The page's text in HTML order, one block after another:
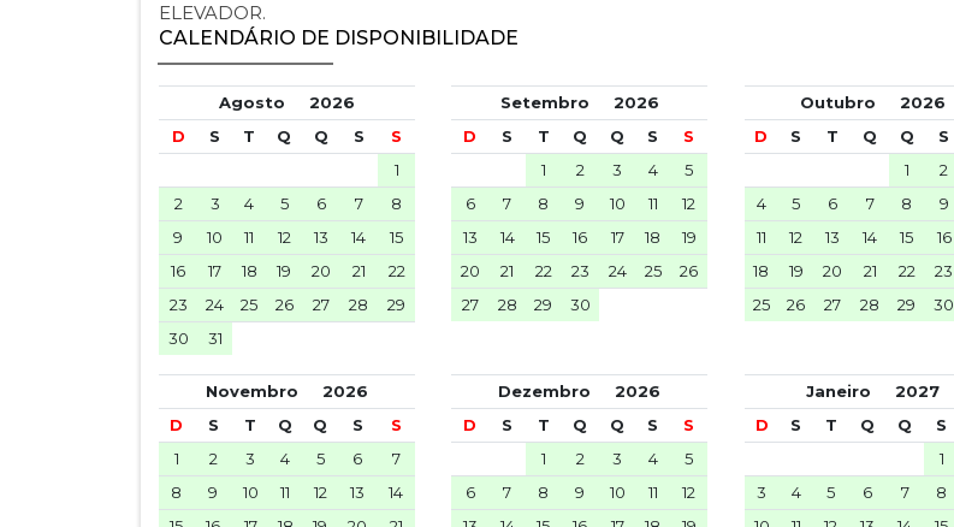
ELEVADOR.
CALENDÁRIO DE DISPONIBILIDADE
Agosto2026
D
S T Q Q S
S
1
2
3 4 5 6 7
8
9
10 11 12 13 14
15
16
17 18 19 20 21
22
23
24 25 26 27 28
29
30
31
Setembro 2026
D
S T Q Q S
S
1
2 3 4
5
6
7 8 9 10 11
12
13
14 15 16 17 18
19
20
21 22 23 24 25
26
27
28 29 30
Outubro 2026
D
S T Q Q S
1
2
4
5 6 7 8 9
11
12 13 14 15 16
18
19 20 21 22 23
25
26 27 28 29 30
Novembro2026
D
S T Q Q S
S
1
2 3 4 5 6
7
8
9 10 11 12 13
14
Dezembro2026
D
S T Q Q S
S
1
2 3 4
5
6
7 8 9 10 11
12
Janeiro 2027
D
S T Q Q S
1
3
4 5 6 7 8